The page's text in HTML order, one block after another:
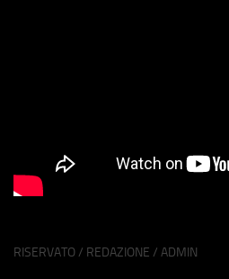
RISERVATO / REDAZIONE / ADMIN